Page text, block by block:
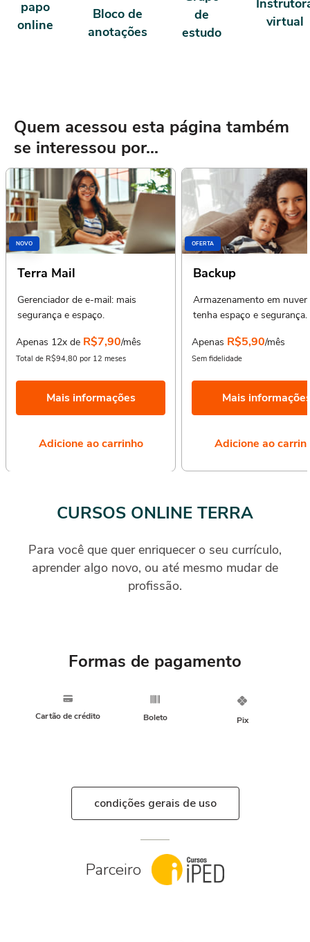
papo
online
Bloco de
anotações
de
estudo
virtual
Quem acessou esta página também
se interessou por...
NOVO
Terra Mail
Gerenciador de e-mail: mais
segurança e espaço.
Apenas 12x de R$7,90/mês
Total de R$94,80 por 12 meses
Mais informações
Adicione ao carrinho
OFERTA
Backup
Armazenamento em
tenha espaço e segurança.
Apenas R$5,90/mês
Sem fidelidade
Mais
Adicione ao
CURSOS ONLINE TERRA
Para você que quer enriquecer o seu currículo,
aprender algo novo, ou até mesmo mudar de
profissão.
Formas de pagamento
Cartão de crédito Boleto Pix
condições gerais de uso
Parceiro